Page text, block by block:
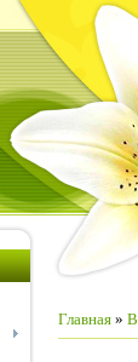
Главная »